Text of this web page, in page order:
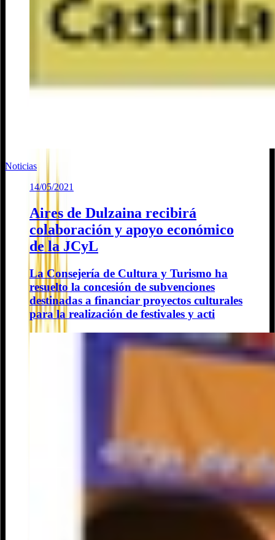
Noticias
14/05/2021
Aires de Dulzaina recibirá
colaboración y apoyo económico
de la JCyL
La Consejería de Cultura y Turismo ha
resuelto la concesión de subvenciones
destinadas a financiar proyectos culturales
para la realización de festivales y acti